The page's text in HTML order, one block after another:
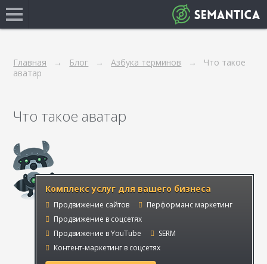
Главная Блог Азбука терминов
Что такое
аватар
Что такое аватар
Комплекс услуг для вашего бизнеса
Продвижение сайтов
Перформанс маркетинг
Продвижение в соцсетях
Продвижение в YouTube
SERM
Контент-маркетинг в соцсетях